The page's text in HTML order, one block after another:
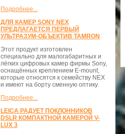
Подробнее...
ДЛЯ КАМЕР SONY NEX
ПРЕДЛАГАЕТСЯ ПЕРВЫЙ
УЛЬТРАЗУМ-ОБЪЕКТИВ TAMRON
Этот продукт изготовлен
специально для малогабаритных и
лёгких цифровых камер фирмы Sony,
оснащённых креплением E-mount,
которые относятся к семейству NEX
и имеют на борту сменную оптику.
Подробнее...
LEICA РАДУЕТ ПОКЛОННИКОВ
DSLR КОМПАКТНОЙ КАМЕРОЙ V-
LUX 3